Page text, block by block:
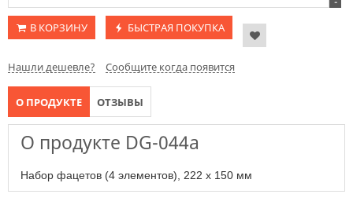
В КОРЗИНУ
БЫСТРАЯ ПОКУПКА
Нашли дешевле? Сообщите когда появится
О ПРОДУКТЕ ОТЗЫВЫ
О продукте DG-044a
Набор фацетов (4 элементов), 222 х 150 мм